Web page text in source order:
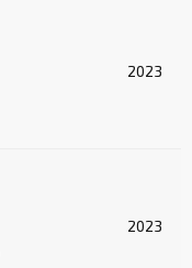
2023
2023